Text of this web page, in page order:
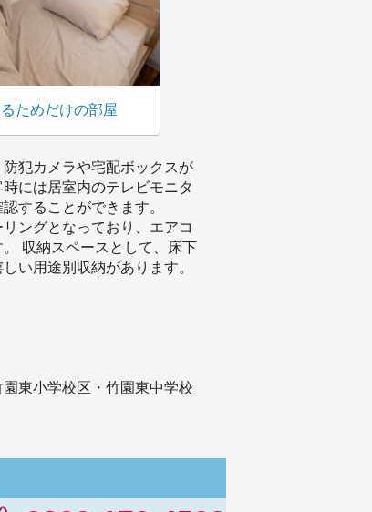
ためだけの部屋
犯カメラや宅配ボックスが
には居室内のテレビモニタ
することができます。
ングとなっており、エアコ
収納スペースとして、床下
い用途別収納があります。
東小学校区・竹園東中学校